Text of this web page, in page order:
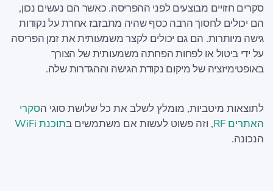
סקרים חזויים מבוצעים לפני ההפריסה. כאשר הם נעשים נכון,
הם יכולים לחסוך הרבה כסף שהיה מתבזבז אחרת על נקודות
גישה מיותרות. הם גם יכולים לקצר משמעותית את זמן הפריסה
על ידי ביטול או לפחות הפחתה משמעותית של הצורך
באופטימיזציה של מיקום נקודת הגישה וההגדרות שלה.
לתוצאות מיטביות, מומלץ לשלב את כל שלושת סוגי הסקרי
האתרים RF
, וזה פשוט לעשות אם משתמשים בתוכנת WiFi
הנכונה.